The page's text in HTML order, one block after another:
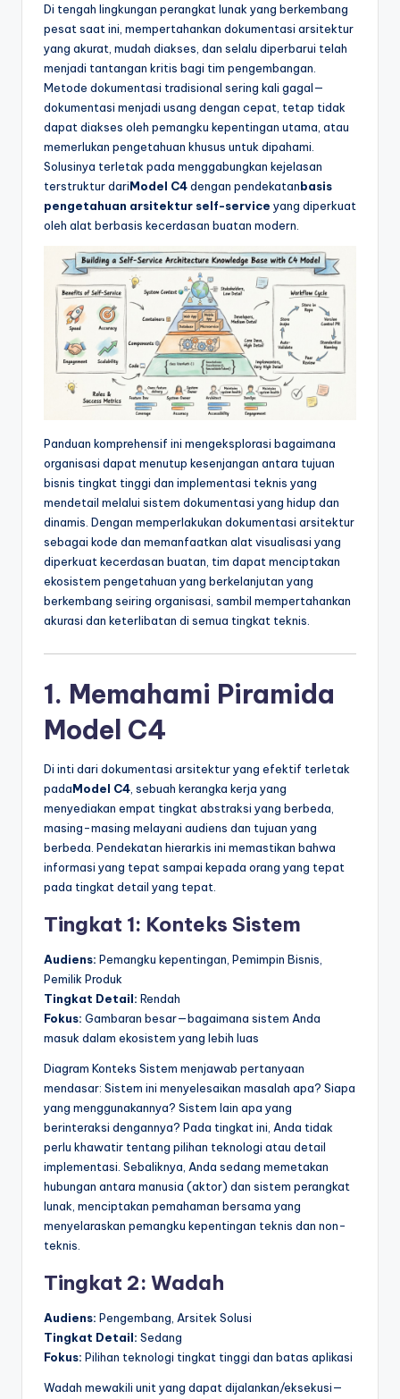
&
S
o
d
U
Di tengah lingkungan perangkat lunak yang berkembang
pesat saat ini, mempertahankan dokumentasi arsitektur
yang akurat, mudah diakses, dan selalu diperbarui telah
menjadi tantangan kritis bagi tim pengembangan.
Metode dokumentasi tradisional sering kali gagal—
dokumentasi menjadi usang dengan cepat, tetap tidak
dapat diakses oleh pemangku kepentingan utama, atau
memerlukan pengetahuan khusus untuk dipahami.
Solusinya terletak pada menggabungkan kejelasan
terstruktur dariModel C4dengan pendekatanbasis
pengetahuan arsitektur self-service yang diperkuat
oleh alat berbasis kecerdasan buatan modern.
Panduan komprehensif ini mengeksplorasi bagaimana
organisasi dapat menutup kesenjangan antara tujuan
bisnis tingkat tinggi dan implementasi teknis yang
mendetail melalui sistem dokumentasi yang hidup dan
dinamis. Dengan memperlakukan dokumentasi arsitektur
sebagai kode dan memanfaatkan alat visualisasi yang
diperkuat kecerdasan buatan, tim dapat menciptakan
ekosistem pengetahuan yang berkelanjutan yang
berkembang seiring organisasi, sambil mempertahankan
akurasi dan keterlibatan di semua tingkat teknis.
1. Memahami Piramida
Model C4
Di inti dari dokumentasi arsitektur yang efektif terletak
padaModel C4 , sebuah kerangka kerja yang
menyediakan empat tingkat abstraksi yang berbeda,
masing-masing melayani audiens dan tujuan yang
berbeda. Pendekatan hierarkis ini memastikan bahwa
informasi yang tepat sampai kepada orang yang tepat
pada tingkat detail yang tepat.
Tingkat 1: Konteks Sistem
Audiens: Pemangku kepentingan, Pemimpin Bisnis,
Pemilik Produk
Tingkat Detail: Rendah
Fokus: Gambaran besar—bagaimana sistem Anda
masuk dalam ekosistem yang lebih luas
Diagram Konteks Sistem menjawab pertanyaan
mendasar: Sistem ini menyelesaikan masalah apa? Siapa
yang menggunakannya? Sistem lain apa yang
berinteraksi dengannya? Pada tingkat ini, Anda tidak
perlu khawatir tentang pilihan teknologi atau detail
implementasi. Sebaliknya, Anda sedang memetakan
hubungan antara manusia (aktor) dan sistem perangkat
lunak, menciptakan pemahaman bersama yang
menyelaraskan pemangku kepentingan teknis dan non-
teknis.
Tingkat 2: Wadah
Audiens: Pengembang, Arsitek Solusi
Tingkat Detail: Sedang
Fokus: Pilihan teknologi tingkat tinggi dan batas aplikasi
Wadah mewakili unit yang dapat dijalankan/eksekusi—